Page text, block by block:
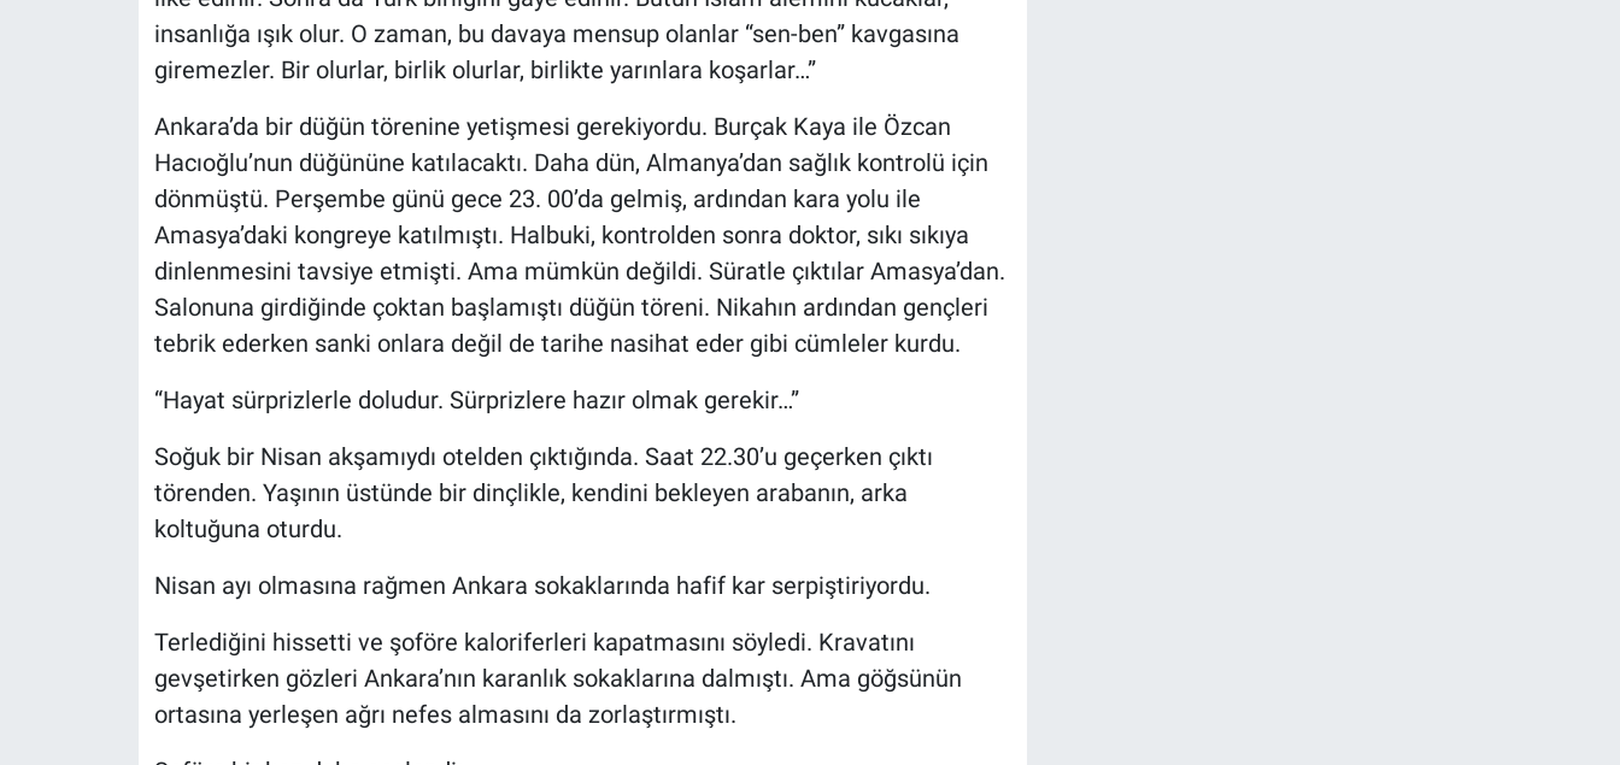
insanlığa ışık olur. O zaman, bu davaya mensup olanlar “sen-ben” kavgasına
giremezler. Bir olurlar, birlik olurlar, birlikte yarınlara koşarlar…”
Ankara’da bir düğün törenine yetişmesi gerekiyordu. Burçak Kaya ile Özcan
Hacıoğlu’nun düğününe katılacaktı. Daha dün, Almanya’dan sağlık kontrolü için
dönmüştü. Perşembe günü gece 23. 00’da gelmiş, ardından kara yolu ile
Amasya’daki kongreye katılmıştı. Halbuki, kontrolden sonra doktor, sıkı sıkıya
dinlenmesini tavsiye etmişti. Ama mümkün değildi. Süratle çıktılar Amasya’dan.
Salonuna girdiğinde çoktan başlamıştı düğün töreni. Nikahın ardından gençleri
tebrik ederken sanki onlara değil de tarihe nasihat eder gibi cümleler kurdu.
“Hayat sürprizlerle doludur. Sürprizlere hazır olmak gerekir…”
Soğuk bir Nisan akşamıydı otelden çıktığında. Saat 22.30’u geçerken çıktı
törenden. Yaşının üstünde bir dinçlikle, kendini bekleyen arabanın, arka
koltuğuna oturdu.
Nisan ayı olmasına rağmen Ankara sokaklarında hafif kar serpiştiriyordu.
Terlediğini hissetti ve şoföre kaloriferleri kapatmasını söyledi. Kravatını
gevşetirken gözleri Ankara’nın karanlık sokaklarına dalmıştı. Ama göğsünün
ortasına yerleşen ağrı nefes almasını da zorlaştırmıştı.